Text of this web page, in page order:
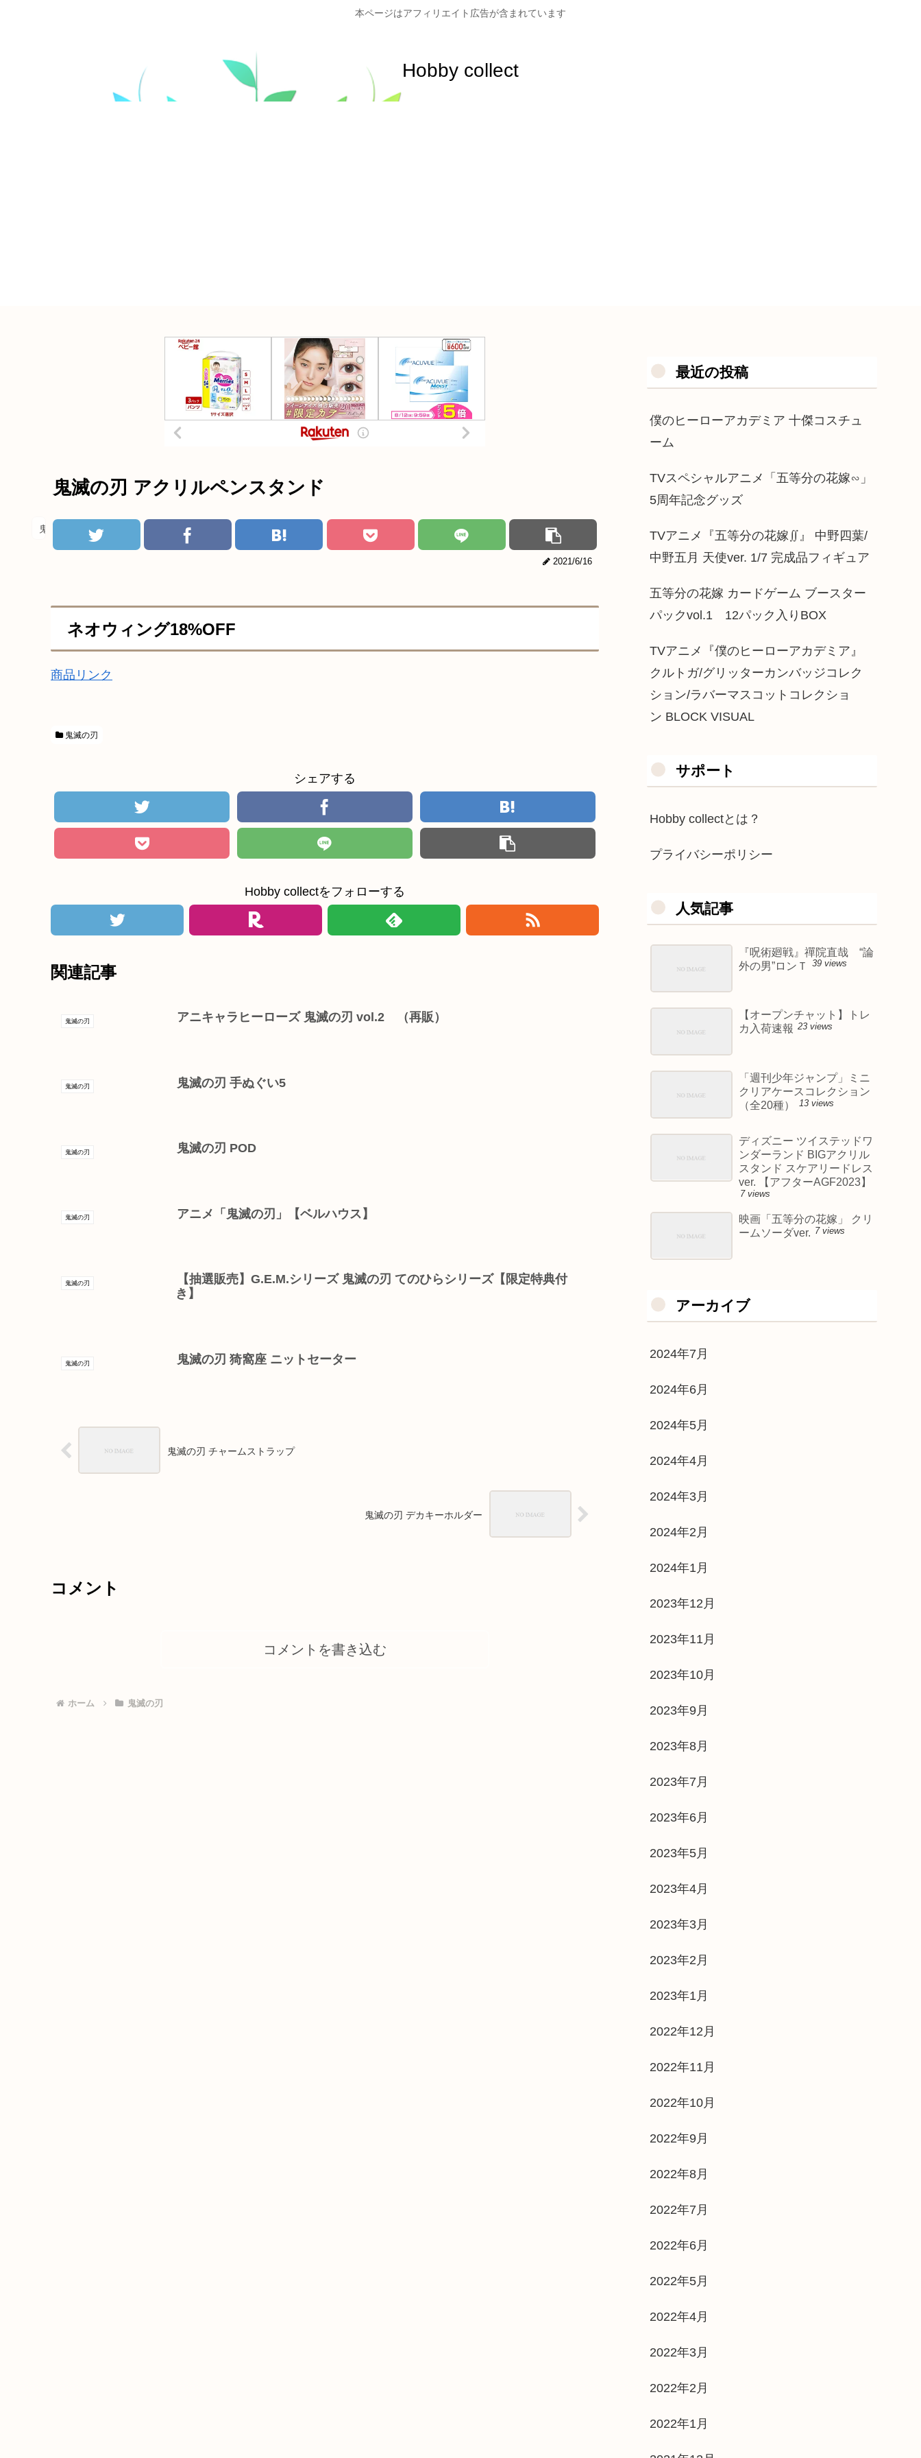
本ページはアフィリエイト広告が含まれています
Hobby collect
鬼滅の刃 アクリルペンスタンド
鬼滅の刃
2021/6/16
ネオウィング18%OFF
商品リンク
鬼滅の刃
シェアする
Hobby collectをフォローする
関連記事
鬼滅の刃 アニキャラヒーローズ 鬼滅の刃 vol.2 （再販）
鬼滅の刃 鬼滅の刃 手ぬぐい5
鬼滅の刃 鬼滅の刃 POD
鬼滅の刃 アニメ「鬼滅の刃」【ベルハウス】
鬼滅の刃
【抽選販売】G.E.M.シリーズ 鬼滅の刃 てのひらシリーズ【限定特典付
き】
鬼滅の刃 鬼滅の刃 猗窩座 ニットセーター
鬼滅の刃 チャームストラップ
鬼滅の刃 デカキーホルダー
コメント
コメントを書き込む
ホーム 鬼滅の刃
最近の投稿
僕のヒーローアカデミア 十傑コスチュ
ーム
TVスペシャルアニメ「五等分の花嫁∽」
5周年記念グッズ
TVアニメ『五等分の花嫁∬』 中野四葉/
中野五月 天使ver. 1/7 完成品フィギュア
五等分の花嫁 カードゲーム ブースター
パックvol.1 12パック入りBOX
TVアニメ『僕のヒーローアカデミア』
クルトガ/グリッターカンバッジコレク
ション/ラバーマスコットコレクショ
ン BLOCK VISUAL
サポート
Hobby collectとは？
プライバシーポリシー
人気記事
『呪術廻戦』禪院直哉 “論
外の男”ロンＴ
39 views
【オープンチャット】トレ
カ入荷速報 23 views
「週刊少年ジャンプ」ミニ
クリアケースコレクション
（全20種）
13 views
ディズニー ツイステッドワ
ンダーランド BIGアクリル
スタンド スケアリードレス
ver. 【アフターAGF2023】
7 views
映画「五等分の花嫁」 クリ
ームソーダver. 7 views
アーカイブ
2024年7月
2024年6月
2024年5月
2024年4月
2024年3月
2024年2月
2024年1月
2023年12月
2023年11月
2023年10月
2023年9月
2023年8月
2023年7月
2023年6月
2023年5月
2023年4月
2023年3月
2023年2月
2023年1月
2022年12月
2022年11月
2022年10月
2022年9月
2022年8月
2022年7月
2022年6月
2022年5月
2022年4月
2022年3月
2022年2月
2022年1月